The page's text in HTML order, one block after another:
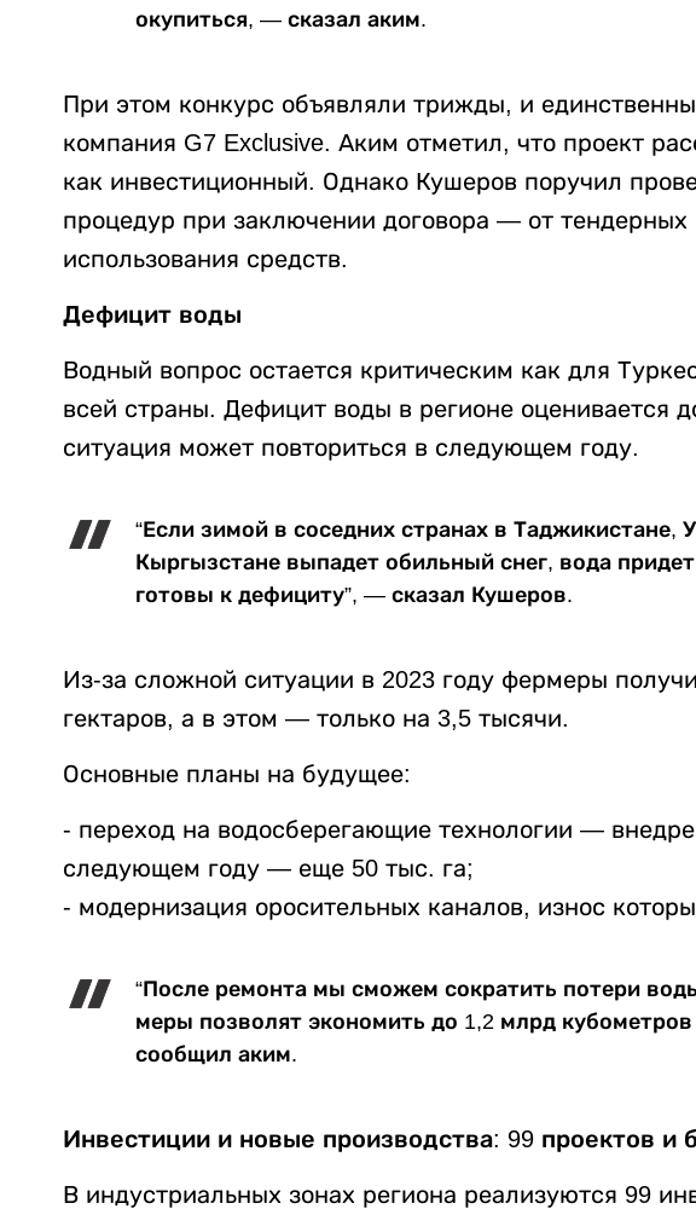
окупиться, — сказал аким.
При этом конкурс объявляли трижды, и
компания G7 Exclusive. Аким отметил, что проект
как инвестиционный. Однако Кушеров поручил
процедур при заключении договора — от тендерных
использования средств.
Дефицит воды
Водный вопрос остается критическим как для
всей страны. Дефицит воды в регионе оценивается
ситуация может повториться в следующем году.
“Если зимой в соседних странах в Таджикистане,
Кыргызстане выпадет обильный снег, вода
готовы к дефициту”, — сказал Кушеров.
Из-за сложной ситуации в 2023 году фермеры
гектаров, а в этом — только на 3,5 тысячи.
Основные планы на будущее:
- переход на водосберегающие технологии —
следующем году — еще 50 тыс. га;
- модернизация оросительных каналов, износ
“После ремонта мы сможем сократить потери
меры позволят экономить до 1,2 млрд
сообщил аким.
Инвестиции и новые производства: 99 проектов и
В индустриальных зонах региона реализуются 99